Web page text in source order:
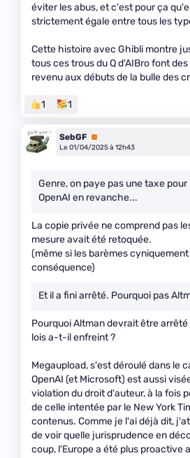
éviter les abus, et c'est pour ça
strictement égale entre tous les
Cette histoire avec Ghibli montre
tous ces trous du Q d'AIBro font
revenu aux débuts de la bulle des
1 1
SebGF Premium
Le 01/04/2025 à 12h43
Genre, on paye pas une taxe
OpenAI en revanche...
La copie privée ne comprend pas
mesure avait été retoquée.
(même si les barèmes
conséquence)
Et il a fini arrêté. Pourquoi pas
Pourquoi Altman devrait être
lois a-t-il enfreint ?
Megaupload, s'est déroulé dans le
OpenAI (et Microsoft) est aussi
violation du droit d'auteur, à la fois
de celle intentée par le New York
contenus. Comme je l'ai déjà dit,
de voir quelle jurisprudence en
coup, l'Europe a été plus proactive